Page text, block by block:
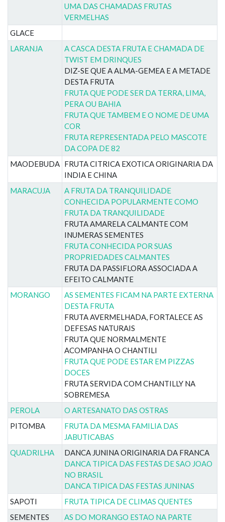
UMA DAS CHAMADAS FRUTAS
VERMELHAS
GLACE
LARANJA
A CASCA DESTA FRUTA E CHAMADA DE
TWIST EM DRINQUES
DIZ-SE QUE A ALMA-GEMEA E A METADE
DESTA FRUTA
FRUTA QUE PODE SER DA TERRA, LIMA,
PERA OU BAHIA
FRUTA QUE TAMBEM E O NOME DE UMA
COR
FRUTA REPRESENTADA PELO MASCOTE
DA COPA DE 82
MAODEBUDA FRUTA CITRICA EXOTICA ORIGINARIA DA
INDIA E CHINA
MARACUJA
A FRUTA DA TRANQUILIDADE
CONHECIDA POPULARMENTE COMO
FRUTA DA TRANQUILIDADE
FRUTA AMARELA CALMANTE COM
INUMERAS SEMENTES
FRUTA CONHECIDA POR SUAS
PROPRIEDADES CALMANTES
FRUTA DA PASSIFLORA ASSOCIADA A
EFEITO CALMANTE
MORANGO
AS SEMENTES FICAM NA PARTE EXTERNA
DESTA FRUTA
FRUTA AVERMELHADA, FORTALECE AS
DEFESAS NATURAIS
FRUTA QUE NORMALMENTE
ACOMPANHA O CHANTILI
FRUTA QUE PODE ESTAR EM PIZZAS
DOCES
FRUTA SERVIDA COM CHANTILLY NA
SOBREMESA
PEROLA
O ARTESANATO DAS OSTRAS
PITOMBA
FRUTA DA MESMA FAMILIA DAS
JABUTICABAS
QUADRILHA
DANCA JUNINA ORIGINARIA DA FRANCA
DANCA TIPICA DAS FESTAS DE SAO JOAO
NO BRASIL
DANCA TIPICA DAS FESTAS JUNINAS
SAPOTI
FRUTA TIPICA DE CLIMAS QUENTES
SEMENTES
AS DO MORANGO ESTAO NA PARTE